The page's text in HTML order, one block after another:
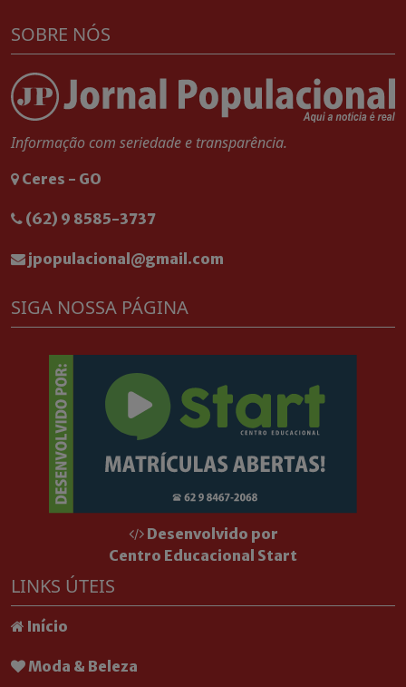
SOBRE NÓS
Informação com seriedade e transparência.
Ceres - GO
(62) 9 8585-3737
jpopulacional@gmail.com
SIGA NOSSA PÁGINA
Desenvolvido por
Centro Educacional Start
LINKS ÚTEIS
Início
Moda & Beleza